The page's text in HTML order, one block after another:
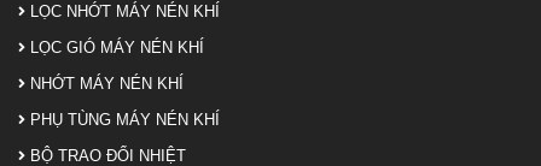
LỌC NHỚT MÁY NÉN KHÍ
LỌC GIÓ MÁY NÉN KHÍ
NHỚT MÁY NÉN KHÍ
PHỤ TÙNG MÁY NÉN KHÍ
BỘ TRAO ĐỔI NHIỆT